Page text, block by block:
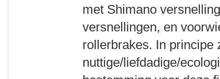
met Shimano
versnellingen, en
rollerbrakes. In principe
nuttige/liefdadige/